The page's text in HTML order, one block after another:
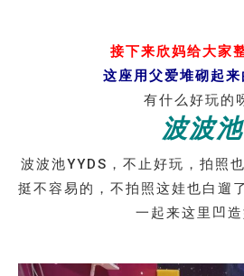
接下来欣妈给大家
这座用父爱堆砌起来
有什么好玩的
波波池
波波池YYDS，不止好玩，拍照
挺不容易的，不拍照这娃也白遛
一起来这里凹